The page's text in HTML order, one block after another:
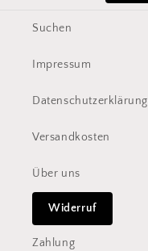
Suchen
Impressum
Datenschutzerklärung
Versandkosten
Über uns
Widerruf
Zahlung